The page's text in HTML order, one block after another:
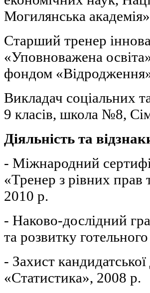
Могилянська
Старший тренер
«Уповноважена
фондом
Викладач соціальних
9 класів, школа №8,
Діяльність та
- Міжнародний
«Тренер з рівних
2010 р.
- Наково-дослідний
та розвитку
- Захист кандидатської
«Статистика», 2008 р.